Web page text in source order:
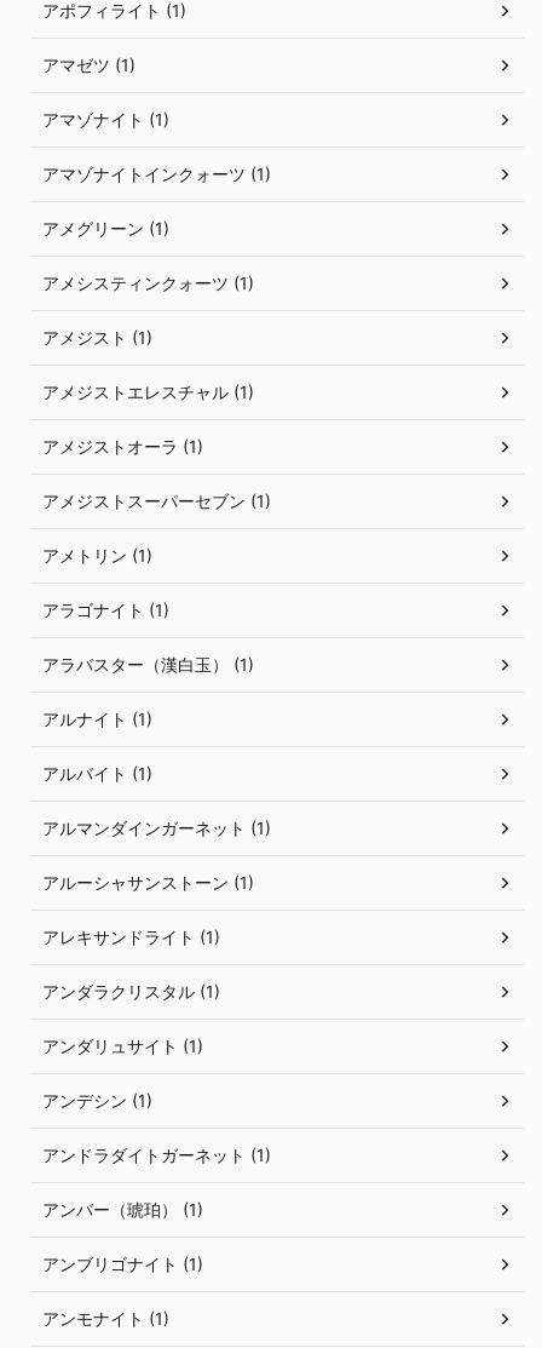
アポフィライト (1)
アマゼツ (1)
アマゾナイト (1)
アマゾナイトインクォーツ (1)
アメグリーン (1)
アメシスティンクォーツ (1)
アメジスト (1)
アメジストエレスチャル (1)
アメジストオーラ (1)
アメジストスーパーセブン (1)
アメトリン (1)
アラゴナイト (1)
アラバスター（漢白玉） (1)
アルナイト (1)
アルバイト (1)
アルマンダインガーネット (1)
アルーシャサンストーン (1)
アレキサンドライト (1)
アンダラクリスタル (1)
アンダリュサイト (1)
アンデシン (1)
アンドラダイトガーネット (1)
アンバー（琥珀） (1)
アンブリゴナイト (1)
アンモナイト (1)